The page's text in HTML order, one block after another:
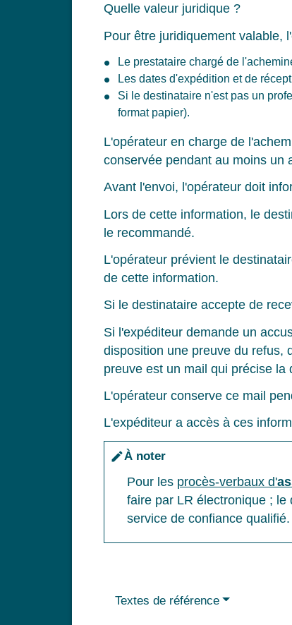
Quelle valeur juridique ?
Pour être juridiquement valable,
Le prestataire chargé de
Les dates d'expédition et de
Si le destinataire n'est pas un
format papier).
L'opérateur en charge de
conservée pendant au moins un
Avant l'envoi, l'opérateur doit
Lors de cette information, le
le recommandé.
L'opérateur prévient le
de cette information.
Si le destinataire accepte de
Si l'expéditeur demande un
disposition une preuve du refus,
preuve est un mail qui précise
L'opérateur conserve ce mail
L'expéditeur a accès à ces
editÀ noter
Pour les procès-verbaux d'
faire par LR électronique ;
service de confiance qualifié.
Textes de référence